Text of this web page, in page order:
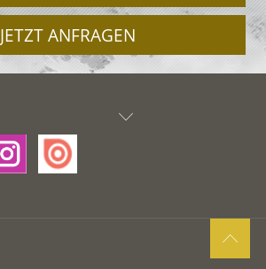
JETZT ANFRAGEN